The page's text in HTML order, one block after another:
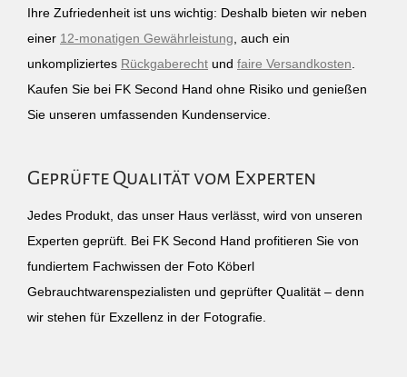
Ihre Zufriedenheit ist uns wichtig: Deshalb bieten wir neben
einer 12-monatigen Gewährleistung , auch ein
unkompliziertes Rückgaberecht und faire Versandkosten
Kaufen Sie bei FK Second Hand ohne Risiko und genießen
Sie unseren umfassenden Kundenservice.
Geprüfte Qualität vom Experten
Jedes Produkt, das unser Haus verlässt, wird von unseren
Experten geprüft. Bei FK Second Hand profitieren Sie von
fundiertem Fachwissen der Foto Köberl
Gebrauchtwarenspezialisten und geprüfter Qualität – denn
wir stehen für Exzellenz in der Fotografie.